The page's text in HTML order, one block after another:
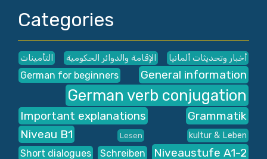
Categories
أخبار وتحديثات ألمانيا الإقامة والدوائر الحكومية التأمينات
General information
German for beginners
German verb conjugation
Grammatik
Important explanations
kultur & Leben
Lesen
Niveau B1
Niveaustufe A1-2
Schreiben
Short dialogues